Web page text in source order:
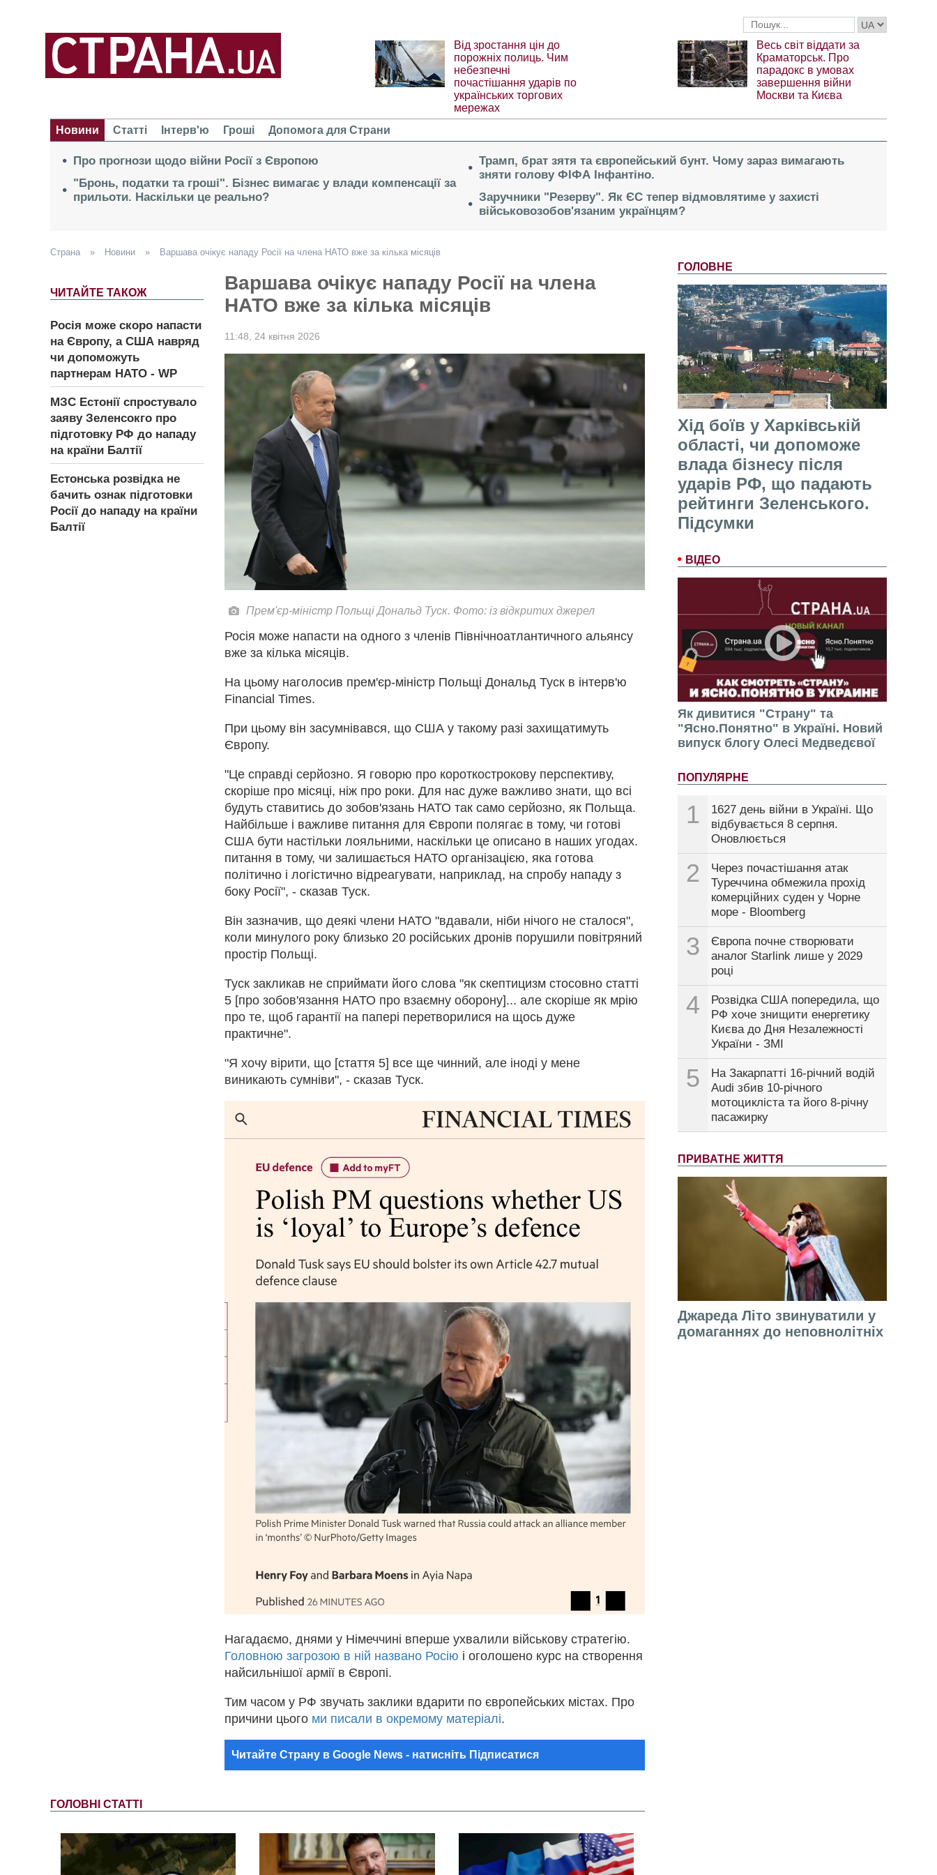
Від зростання цін до
порожніх полиць. Чим
небезпечні
почастішання ударів по
українських торгових
мережах
Весь світ віддати за
Краматорськ. Про
парадокс в умовах
завершення війни
Москви та Києва
Новини Статті Інтерв'ю Гроші Допомога для Страни
Про прогнози щодо війни Росії з Європою
"Бронь, податки та гроші". Бізнес вимагає у влади компенсації за
прильоти. Наскільки це реально?
Трамп, брат зятя та європейський бунт. Чому зараз вимагають
зняти голову ФІФА Інфантіно.
Заручники "Резерву". Як ЄС тепер відмовлятиме у захисті
військовозобов'язаним українцям?
ГОЛОВНЕ
Хід боїв у Харківській
області, чи допоможе
влада бізнесу після
ударів РФ, що падають
рейтинги Зеленського.
Підсумки
ВІДЕО
Як дивитися "Страну" та
"Ясно.Понятно" в Україні. Новий
випуск блогу Олесі Медведєвої
ПОПУЛЯРНЕ
1
1627 день війни в Україні. Що
відбувається 8 серпня.
Оновлюється
2
Через почастішання атак
Туреччина обмежила прохід
комерційних суден у Чорне
море - Bloomberg
3
Європа почне створювати
аналог Starlink лише у 2029
році
4
Розвідка США попередила, що
РФ хоче знищити енергетику
Києва до Дня Незалежності
України - ЗМІ
5
На Закарпатті 16-річний водій
Audi збив 10-річного
мотоцикліста та його 8-річну
пасажирку
ПРИВАТНЕ ЖИТТЯ
Джареда Літо звинуватили у
домаганнях до неповнолітніх
Страна » Новини » Варшава очікує нападу Росії на члена НАТО вже за кілька місяців
ЧИТАЙТЕ ТАКОЖ
Росія може скоро напасти
на Європу, а США навряд
чи допоможуть
партнерам НАТО - WP
МЗС Естонії спростувало
заяву Зеленсокго про
підготовку РФ до нападу
на країни Балтії
Естонська розвідка не
бачить ознак підготовки
Росії до нападу на країни
Балтії
Варшава очікує нападу Росії на члена
НАТО вже за кілька місяців
11:48, 24 квітня 2026
Прем'єр-міністр Польщі Дональд Туск. Фото: із відкритих джерел
Росія може напасти на одного з членів Північноатлантичного альянсу
вже за кілька місяців.
На цьому наголосив прем'єр-міністр Польщі Дональд Туск в інтерв'ю
Financial Times.
При цьому він засумнівався, що США у такому разі захищатимуть
Європу.
"Це справді серйозно. Я говорю про короткострокову перспективу,
скоріше про місяці, ніж про роки. Для нас дуже важливо знати, що всі
будуть ставитись до зобов'язань НАТО так само серйозно, як Польща.
Найбільше і важливе питання для Європи полягає в тому, чи готові
США бути настільки лояльними, наскільки це описано в наших угодах.
питання в тому, чи залишається НАТО організацією, яка готова
політично і логістично відреагувати, наприклад, на спробу нападу з
боку Росії", - сказав Туск.
Він зазначив, що деякі члени НАТО "вдавали, ніби нічого не сталося",
коли минулого року близько 20 російських дронів порушили повітряний
простір Польщі.
Туск закликав не сприймати його слова "як скептицизм стосовно статті
5 [про зобов'язання НАТО про взаємну оборону]... але скоріше як мрію
про те, щоб гарантії на папері перетворилися на щось дуже
практичне".
"Я хочу вірити, що [стаття 5] все ще чинний, але іноді у мене
виникають сумніви", - сказав Туск.
Нагадаємо, днями у Німеччині вперше ухвалили військову стратегію.
Головною загрозою в ній названо Росію і оголошено курс на створення
найсильнішої армії в Європі.
Тим часом у РФ звучать заклики вдарити по європейських містах. Про
причини цього ми писали в окремому матеріалі.
Читайте Страну в Google News - натисніть Підписатися
ГОЛОВНІ СТАТТІ